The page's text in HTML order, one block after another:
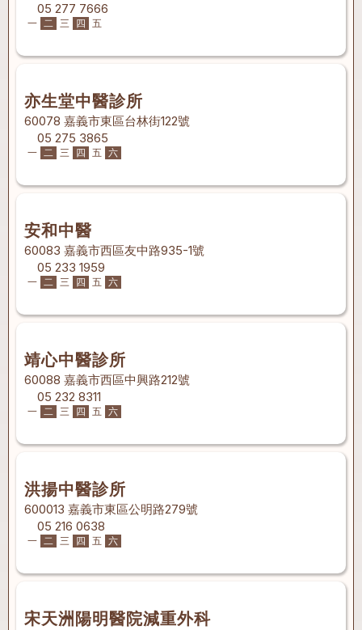
05 277 7666
一 二 三 四 五
亦生堂中醫診所
60078 嘉義市東區台林街122號
05 275 3865
一 二 三 四 五 六
安和中醫
60083 嘉義市西區友中路935-1號
05 233 1959
一 二 三 四 五 六
靖心中醫診所
60088 嘉義市西區中興路212號
05 232 8311
一 二 三 四 五 六
洪揚中醫診所
600013 嘉義市東區公明路279號
05 216 0638
一 二 三 四 五 六
宋天洲陽明醫院減重外科